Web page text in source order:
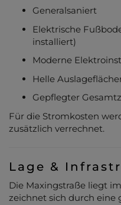
Generalsaniert
Elektrische
installiert)
Moderne
Helle
Gepflegter
Für die Stromkosten
zusätzlich verrechnet.
Lage &
Die Maxingstraße liegt
zeichnet sich durch eine